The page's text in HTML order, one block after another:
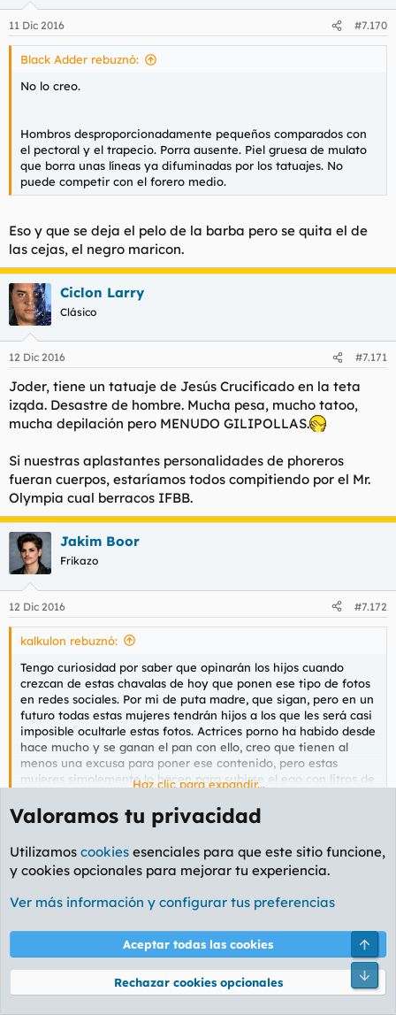
11 Dic 2016 #7.170
Black Adder rebuznó:
No lo creo.
Hombros desproporcionadamente pequeños comparados con
el pectoral y el trapecio. Porra ausente. Piel gruesa de mulato
que borra unas líneas ya difuminadas por los tatuajes. No
puede competir con el forero medio.
Eso y que se deja el pelo de la barba pero se quita el de
las cejas, el negro maricon.
Ciclon Larry
Clásico
12 Dic 2016 #7.171
Joder, tiene un tatuaje de Jesús Crucificado en la teta
izqda. Desastre de hombre. Mucha pesa, mucho tatoo,
mucha depilación pero MENUDO GILIPOLLAS.
Si nuestras aplastantes personalidades de phoreros
fueran cuerpos, estaríamos todos compitiendo por el Mr.
Olympia cual berracos IFBB.
Jakim Boor
Frikazo
12 Dic 2016 #7.172
kalkulon rebuznó:
Tengo curiosidad por saber que opinarán los hijos cuando
crezcan de estas chavalas de hoy que ponen ese tipo de fotos
en redes sociales. Por mi de puta madre, que sigan, pero en un
futuro todas estas mujeres tendrán hijos a los que les será casi
imposible ocultarle estas fotos. Actrices porno ha habido desde
hace mucho y se ganan el pan con ello, creo que tienen al
menos una excusa para poner ese contenido, pero estas
mujeres simplemente lo hacen para subirse el ego con litros de
Básicamente tengo curiosidad por saber como será la
mentalidad de esa generación porque estoy casi seguro de
como las de la mujer anterior, más de uno s̶e̶ ̶h̶a̶c̶e̶ ̶u̶n̶ ̶p̶a̶j̶o̶t̶e̶ se
corta las venas y supongo que será algo normal en algún
Haz clic para expandir...
El hijo de Bell es forero. Se lo puede preguntar.
conchudo
Veterano
#7.173
Aquí hemos venido a debatir acerca de los durísimos
procesos judiciales con los que se va a enfrentar TURBO,
Valoramos tu privacidad
Utilizamos cookies esenciales para que este sitio funcione,
y cookies opcionales para mejorar tu experiencia.
Ver más información y configurar tus preferencias
Aceptar todas las cookies
Rechazar cookies opcionales
Pie